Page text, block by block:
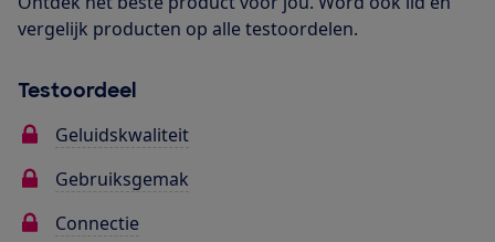
vergelijk producten op alle testoordelen.
Testoordeel
Geluidskwaliteit
Gebruiksgemak
Connectie